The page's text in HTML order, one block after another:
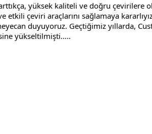
yüksek kaliteli ve doğru çevirilere
çeviri araçlarını sağlamaya
duyuyoruz. Geçtiğimiz yıllarda,
yükseltilmişti.....
Yüksek Özel Çeviri Kalitesi